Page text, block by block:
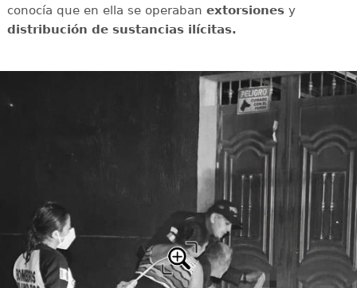
conocía que en ella se operaban extorsionesy
distribución de sustancias ilícitas.